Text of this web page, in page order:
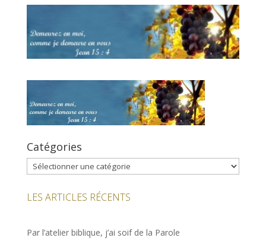
Catégories
Catégories
LES ARTICLES RÉCENTS
Par l’atelier biblique, j’ai soif de la Parole